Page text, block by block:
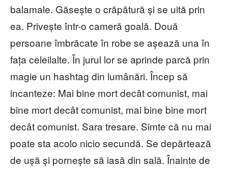
balamale. Găsește o crăpătură și se uită prin
ea. Privește într-o cameră goală. Două
persoane îmbrăcate în robe se așează una în
fața celeilalte. În jurul lor se aprinde parcă prin
magie un hashtag din lumânări. Încep să
incanteze: Mai bine mort decât comunist, mai
bine mort decât comunist, mai bine bine mort
decât comunist. Sara tresare. Simte că nu mai
poate sta acolo nicio secundă. Se depărtează
de ușă și pornește să iasă din sală. Înainte de